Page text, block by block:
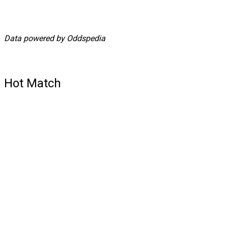
Data powered by Oddspedia
Hot Match